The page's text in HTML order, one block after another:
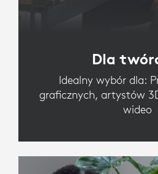
Dla
Idealny wybór dla:
graficznych, artystów
wideo